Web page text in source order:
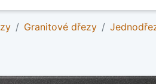
Granitové dřezy